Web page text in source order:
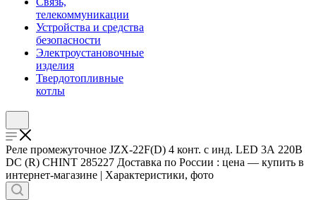
телекоммуникации
Устройства и средства
безопасности
Электроустановочные
изделия
Твердотопливные
котлы
Реле промежуточное JZX-22F(D) 4 конт. с инд. LED 3А 220В
DC (R) CHINT 285227 Доставка по России : цена — купить в
интернет-магазине | Характеристики, фото